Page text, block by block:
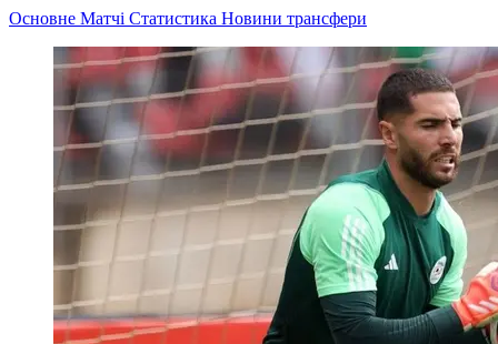
Основне Матчі Статистика Новини трансфери